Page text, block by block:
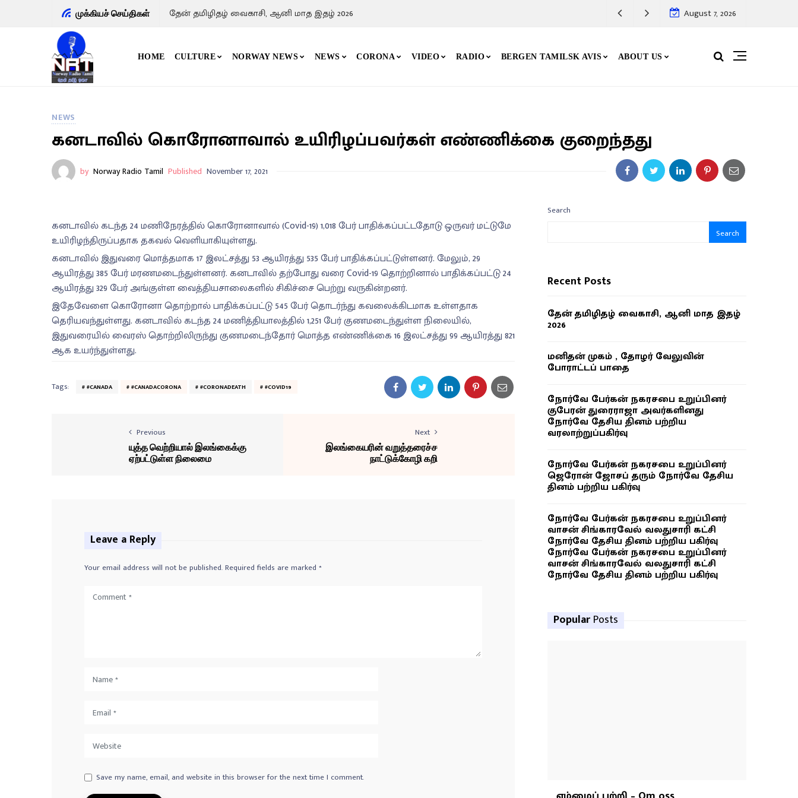
முக்கியச் செய்திகள் தேன் தமிழிதழ் வைகாசி, ஆனி மாத இதழ் 2026 August 7, 2026
HOME CULTURE NORWAY NEWS NEWS CORONA VIDEO RADIO BERGEN TAMILSK AVIS ABOUT US
NEWS
கனடாவில் கொரோனாவால் உயிரிழப்பவர்கள் எண்ணிக்கை குறைந்தது
by Norway Radio Tamil Published November 17, 2021
கனடாவில் கடந்த 24 மணிநேரத்தில் கொரோனாவால் (Covid-19) 1,018 பேர் பாதிக்கப்பட்டதோடு ஒருவர் மட்டுமே
உயிரிழந்திருப்பதாக தகவல் வெளியாகியுள்ளது.
கனடாவில் இதுவரை மொத்தமாக 17 இலட்சத்து 53 ஆயிரத்து 535 பேர் பாதிக்கப்பட்டுள்ளனர். மேலும், 29
ஆயிரத்து 385 பேர் மரணமடைந்துள்ளனர். கனடாவில் தற்போது வரை Covid-19 தொற்றினால் பாதிக்கப்பட்டு 24
ஆயிரத்து 329 பேர் அங்குள்ள வைத்தியசாலைகளில் சிகிச்சை பெற்று வருகின்றனர்.
இதேவேளை கொரோனா தொற்றால் பாதிக்கப்பட்டு 545 பேர் தொடர்ந்து கவலைக்கிடமாக உள்ளதாக
தெரியவந்துள்ளது. கனடாவில் கடந்த 24 மணித்தியாலத்தில் 1,251 பேர் குணமடைந்துள்ள நிலையில்,
இதுவரையில் வைரஸ் தொற்றிலிருந்து குணமடைந்தோர் மொத்த எண்ணிக்கை 16 இலட்சத்து 99 ஆயிரத்து 821
ஆக உயர்ந்துள்ளது.
Tags: #CANADA #CANADACORONA #CORONADEATH #COVID19
Previous
யுத்த வெற்றியால் இலங்கைக்கு
ஏற்பட்டுள்ள நிலைமை
Next
இலங்கையரின் வறுத்தரைச்ச
நாட்டுக்கோழி கறி
Leave a Reply
Your email address will not be published.Required fields are marked *
Save my name, email, and website in this browser for the next time I comment.
Search
Search
Recent Posts
தேன் தமிழிதழ் வைகாசி, ஆனி மாத இதழ்
2026
மனிதன் முகம் , தோழர் வேலுவின்
போராட்டப் பாதை
நோர்வே பேர்கன் நகரசபை உறுப்பினர்
குபேரன் துரைராஜா அவர்களினது
நோர்வே தேசிய தினம் பற்றிய
வரலாற்றுப்பகிர்வு
நோர்வே பேர்கன் நகரசபை உறுப்பினர்
ஜெரோன் ஜோசப் தரும் நோர்வே தேசிய
தினம் பற்றிய பகிர்வு
நோர்வே பேர்கன் நகரசபை உறுப்பினர்
வாசன் சிங்காரவேல் வலதுசாரி கட்சி
நோர்வே தேசிய தினம் பற்றிய பகிர்வு
நோர்வே பேர்கன் நகரசபை உறுப்பினர்
வாசன் சிங்காரவேல் வலதுசாரி கட்சி
நோர்வே தேசிய தினம் பற்றிய பகிர்வு
Popular Posts